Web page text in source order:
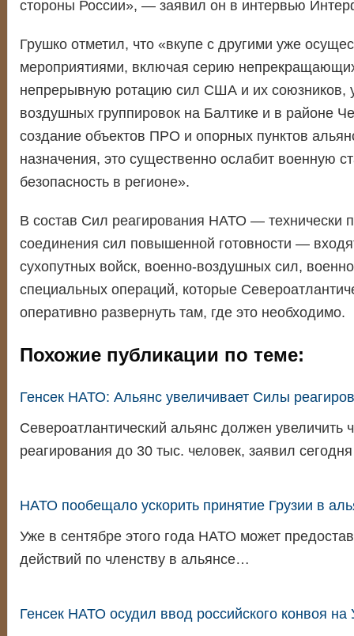
стороны России», — заявил он в интервью
Грушко отметил, что «вкупе с другими уже
мероприятиями, включая серию
непрерывную ротацию сил США и их союзников,
воздушных группировок на Балтике и в районе
создание объектов ПРО и опорных пунктов
назначения, это существенно ослабит военную
безопасность в регионе».
В состав Сил реагирования НАТО — технически
соединения сил повышенной готовности —
сухопутных войск, военно-воздушных сил,
специальных операций, которые
оперативно развернуть там, где это необходимо.
Похожие публикации по теме:
Генсек НАТО: Альянс увеличивает Силы
Североатлантический альянс должен увеличить
реагирования до 30 тыс. человек, заявил
НАТО пообещало ускорить принятие Грузии в
Уже в сентябре этого года НАТО может
действий по членству в альянсе…
Генсек НАТО осудил ввод российского конвоя на